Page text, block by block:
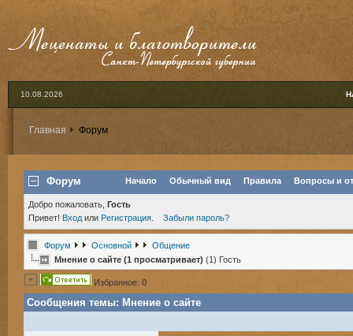
10.08.2026
Главная Форум
Форум Начало Обычный вид Правила Вопросы и
Добро пожаловать, Гость
Привет! Вход или Регистрация Забыли пароль?
Форум Основной
Общение
Мнение о сайте (1 просматривает) (1) Гость
Избранное: 0
Сообщения темы: Мнение о сайте